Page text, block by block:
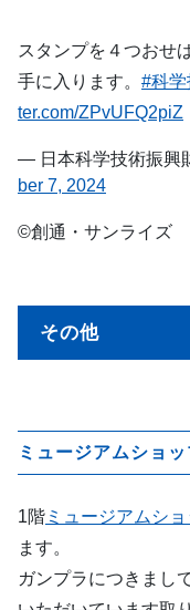
スタンプを４つおせ
手に入ります。 #科
ter.com/ZPvUFQ2piZ
— 日本科学技術振興
ber 7, 2024
©創通・サンライズ
その他
ミュージアムショ
1階 ミュージアムシ
ます。
ガンプラにつきまし